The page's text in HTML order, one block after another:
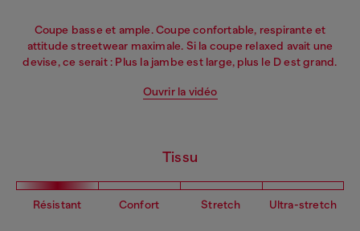
Coupe basse et ample. Coupe confortable, respirante et
attitude streetwear maximale. Si la coupe relaxed avait une
devise, ce serait : Plus la jambe est large, plus le D est grand.
Ouvrir la vidéo
Tissu
Résistant Confort Stretch Ultra-stretch